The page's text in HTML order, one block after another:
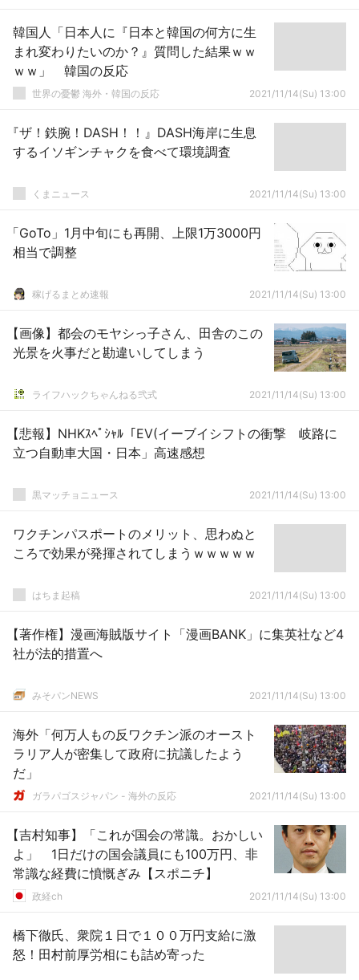
韓国人「日本人に『日本と韓国の何方に生
まれ変わりたいのか？』質問した結果ｗｗ
ｗｗ」 韓国の反応
世界の憂鬱 海外・韓国の反応 2021/11/14(Su) 13:00
『ザ！鉄腕！DASH！！』DASH海岸に生息
するイソギンチャクを食べて環境調査
くまニュース 2021/11/14(Su) 13:00
「GoTo」1月中旬にも再開、上限1万3000円
相当で調整
稼げるまとめ速報 2021/11/14(Su) 13:00
【画像】都会のモヤシっ子さん、田舎のこの
光景を火事だと勘違いしてしまう
ライフハックちゃんねる弐式 2021/11/14(Su) 13:00
【悲報】NHKｽﾍﾟｼｬﾙ「EV(イーブイシフトの衝撃 岐路に
立つ自動車大国・日本」高速感想
黒マッチョニュース 2021/11/14(Su) 13:00
ワクチンパスポートのメリット、思わぬと
ころで効果が発揮されてしまうｗｗｗｗｗ
はちま起稿 2021/11/14(Su) 13:00
【著作権】漫画海賊版サイト「漫画BANK」に集英社など4
社が法的措置へ
みそパンNEWS 2021/11/14(Su) 13:00
海外「何万人もの反ワクチン派のオースト
ラリア人が密集して政府に抗議したよう
だ」
ガラパゴスジャパン - 海外の反応 2021/11/14(Su) 13:00
【吉村知事】「これが国会の常識。おかしい
よ」 1日だけの国会議員にも100万円、非
常識な経費に憤慨ぎみ【スポニチ】
政経ch 2021/11/14(Su) 13:00
橋下徹氏、衆院１日で１００万円支給に激
怒！田村前厚労相にも詰め寄った